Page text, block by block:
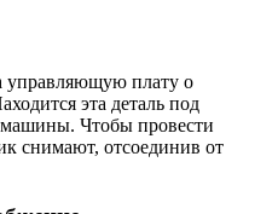
управляющую плату о
эта деталь под
Чтобы провести
снимают, отсоединив от